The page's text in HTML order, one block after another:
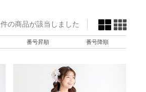
件の商品が該当しました
番号昇順 番号降順